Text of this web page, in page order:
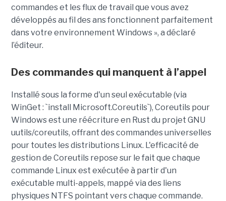
commandes et les flux de travail que vous avez
développés au fil des ans fonctionnent parfaitement
dans votre environnement Windows », a déclaré
l’éditeur.
Des commandes qui manquent à l’appel
Installé sous la forme d'un seul exécutable (via
WinGet : `install Microsoft.Coreutils`), Coreutils pour
Windows est une réécriture en Rust du projet GNU
uutils/coreutils, offrant des commandes universelles
pour toutes les distributions Linux. L'efficacité de
gestion de Coreutils repose sur le fait que chaque
commande Linux est exécutée à partir d'un
exécutable multi-appels, mappé via des liens
physiques NTFS pointant vers chaque commande.